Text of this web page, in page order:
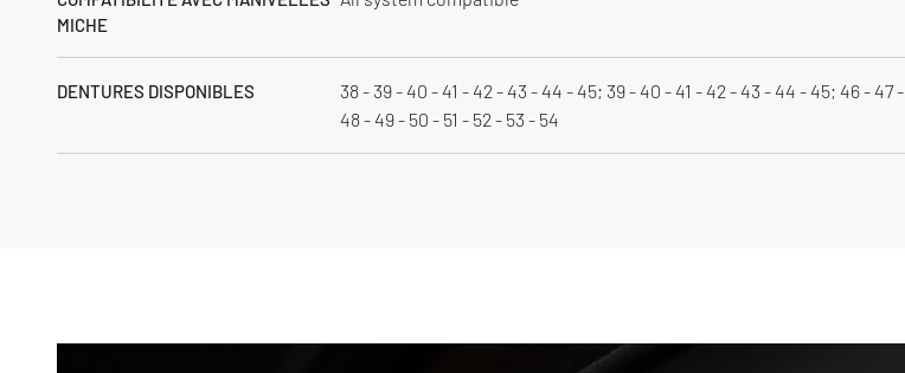
MICHE
DENTURES DISPONIBLES
38 - 39 - 40 - 41 - 42 - 43 - 44 - 45; 39 - 40 - 41 - 42 - 43 - 44 - 45; 46 - 47 -
48 - 49 - 50 - 51 - 52 - 53 - 54